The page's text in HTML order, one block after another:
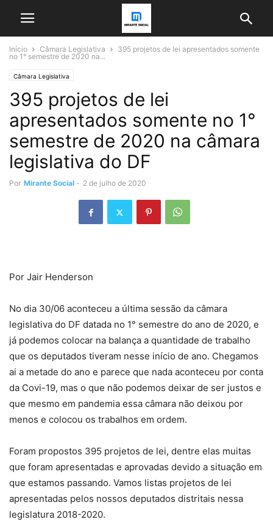
Início Câmara Legislativa
395 projetos de lei apresentados somente
no 1° semestre de 2020 na...
Câmara Legislativa
395 projetos de lei
apresentados somente no 1°
semestre de 2020 na câmara
legislativa do DF
Por Mirante Social - 2 de julho de 2020
Por Jair Henderson
No dia 30/06 aconteceu a última sessão da câmara
legislativa do DF datada no 1° semestre do ano de 2020, e
já podemos colocar na balança a quantidade de trabalho
que os deputados tiveram nesse início de ano. Chegamos
ai a metade do ano e parece que nada aconteceu por conta
da Covi-19, mas o que não podemos deixar de ser justos e
que mesmo em pandemia essa câmara não deixou por
menos e colocou os trabalhos em ordem.
Foram propostos 395 projetos de lei, dentre elas muitas
que foram apresentadas e aprovadas devido a situação em
que estamos passando. Vamos listas projetos de lei
apresentadas pelos nossos deputados distritais nessa
legislatura 2018-2020.